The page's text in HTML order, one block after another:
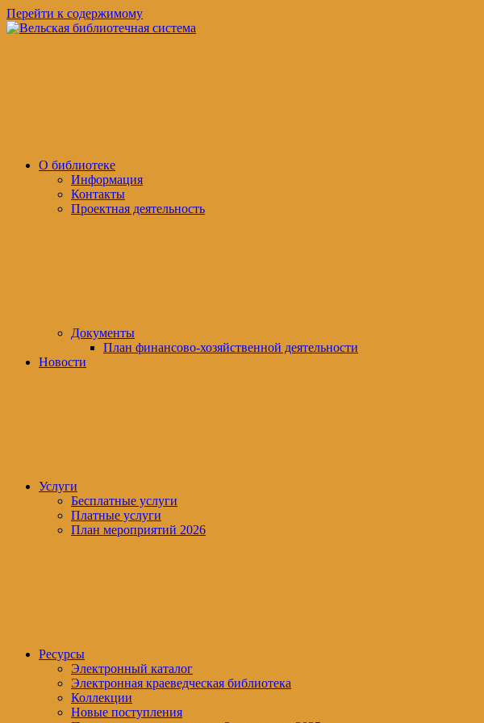
Перейти к содержимому
О библиотеке
Информация
Контакты
Проектная деятельность
Документы
План финансово-хозяйственной деятельности
Новости
Услуги
Бесплатные услуги
Платные услуги
План мероприятий 2026
Ресурсы
Электронный каталог
Электронная краеведческая библиотека
Коллекции
Новые поступления